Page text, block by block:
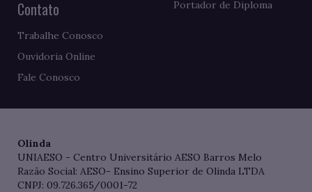
Contato
Trabalhe Conosco
Ouvidoria Online
Fale Conosco
Portador de Diploma
Olinda
UNIAESO - Centro Universitário AESO Barros Melo
Razão Social: AESO- Ensino Superior de Olinda LTDA
CNPJ: 09.726.365/0001-72